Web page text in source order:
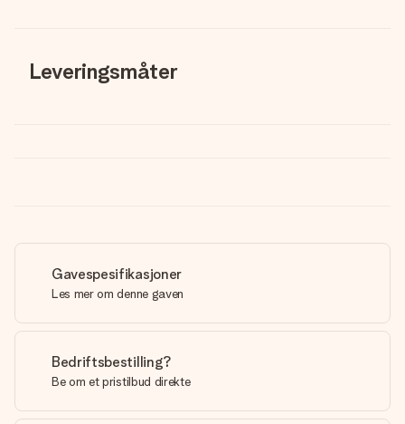
Leveringsmåter
Gavespesifikasjoner
Les mer om denne gaven
Bedriftsbestilling?
Be om et pristilbud direkte